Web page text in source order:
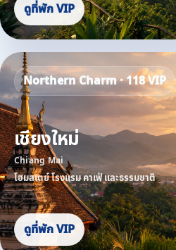
ดูที่พัก VIP
Northern Charm · 118 VIP
เชียงใหม่
Chiang Mai
โฮมสเตย์ โรงแรม คาเฟ่ และธรรมชาติ
ดูที่พัก VIP